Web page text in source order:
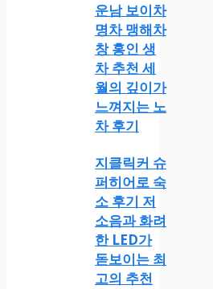
운남 보이차
명차 맹해차
창 홍인 생
차 추천 세
월의 깊이가
느껴지는 노
차 후기
지클릭커 슈
퍼히어로 숙
소 후기 저
소음과 화려
한 LED가
돋보이는 최
고의 추천